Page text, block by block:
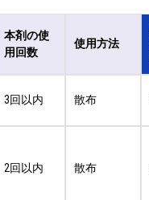
本剤の使
用回数
使用方法
3回以内 散布
2回以内 散布